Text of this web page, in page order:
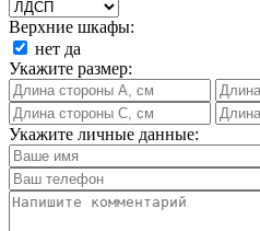
Верхние шкафы:
нет да
Укажите размер:
Укажите личные данные: